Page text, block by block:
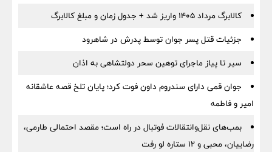
کالابرگ مرداد ۱۴۰۵ واریز شد + جدول زمان و مبلغ کالابرگ
جزئیات قتل پسر جوان توسط پدرش در شاهرود
سیر تا پیاز ماجرای توهین سحر دولتشاهی به اذان
جوان قمی دارای سندروم داون فوت کرد؛ پایان تلخ قصه عاشقانه
امیر و فاطمه
بمب‌های نقل‌وانتقالات فوتبال در راه است؛ مقصد احتمالی طارمی،
رضاییان، محبی و ۱۲ ستاره لو رفت